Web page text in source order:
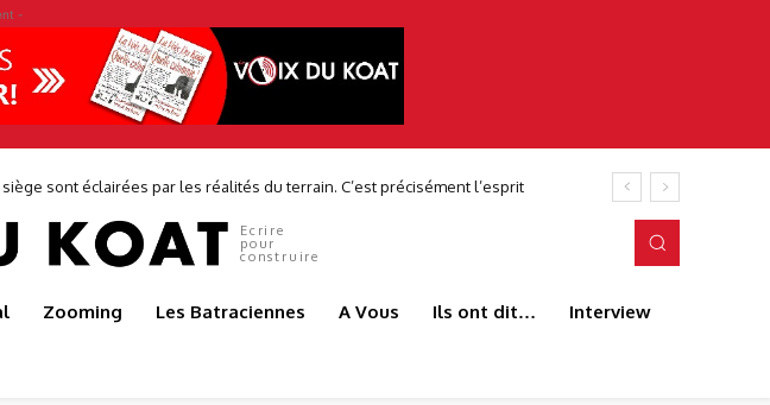
-
sont éclairées par les réalités du terrain. C’est précisément l’esprit
Ecrire
pour
construire
Zooming Les Batraciennes A Vous Ils ont dit… Interview